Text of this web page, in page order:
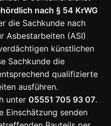
nach § 54 KrWG
die Sachkunde nach
Asbestarbeiten (ASI)
künstlichen
Sachkunde die
qualifizierte
ausführen.
unter 05551 705 93 07.
Einschätzung senden